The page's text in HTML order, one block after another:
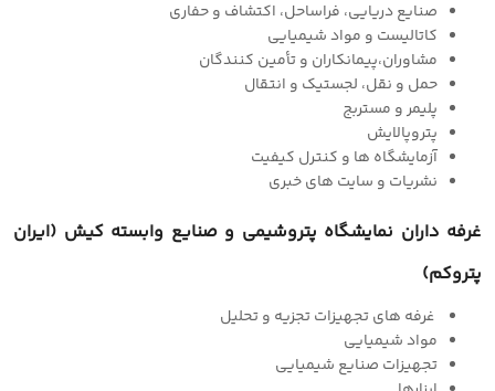
صنایع دریایی، فراساحل، اکتشاف و حفاری
کاتالیست و مواد شیمیایی
مشاوران،پیمانکاران و تأمین کنندگان
حمل و نقل، لجستیک و انتقال
پلیمر و مستربج
پتروپالایش
آزمایشگاه ها و کنترل کیفیت
نشریات و سایت های خبری
غرفه داران نمایشگاه پتروشیمی و صنایع وابسته کیش (ایران
پتروکم)
غرفه های تجهیزات تجزیه و تحلیل
مواد شیمیایی
تجهیزات صنایع شیمیایی